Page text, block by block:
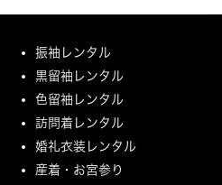
振袖レンタル
黒留袖レンタル
色留袖レンタル
訪問着レンタル
婚礼衣装レンタル
産着・お宮参り